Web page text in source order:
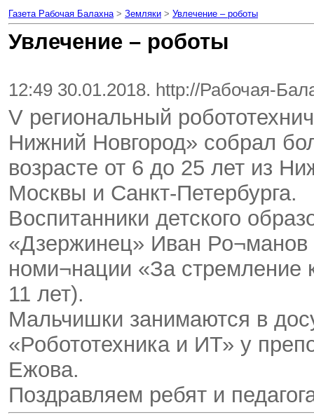
Газета Рабочая Балахна> Земляки > Увлечение – роботы
Увлечение – роботы
12:49 30.01.2018. http://Рабочая-
V региональный
Нижний Новгород» собрал
возрасте от 6 до 25 лет из
Москвы и Санкт-Петербурга.
Воспитанники детского
«Дзержинец» Иван
номи¬нации «За стремление
11 лет).
Мальчишки занимаются в
«Робототехника и ИТ» у
Ежова.
Поздравляем ребят и